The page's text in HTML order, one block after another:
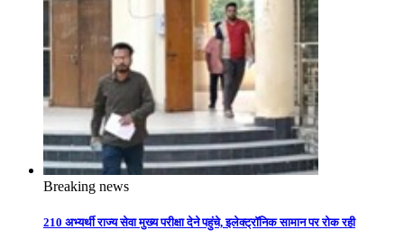
Breaking news
210 अभ्यर्थी राज्य सेवा मुख्य परीक्षा देने पहुंचे, इलेक्ट्रॉनिक सामान पर रोक रही